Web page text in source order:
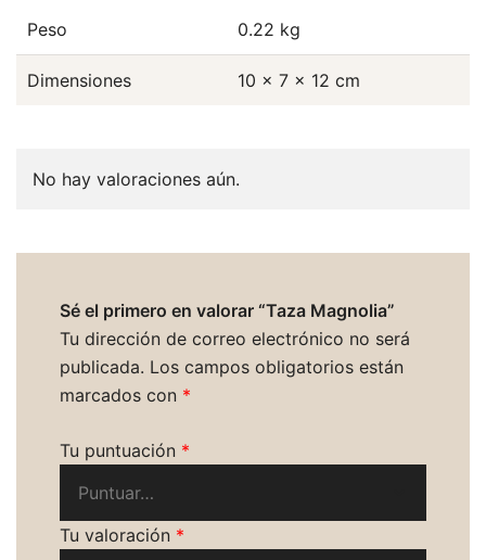
Peso 0.22 kg
Dimensiones 10 × 7 × 12 cm
No hay valoraciones aún.
Sé el primero en valorar “Taza Magnolia”
Tu dirección de correo electrónico no será
publicada. Los campos obligatorios están
marcados con *
Tu puntuación *
Tu valoración *